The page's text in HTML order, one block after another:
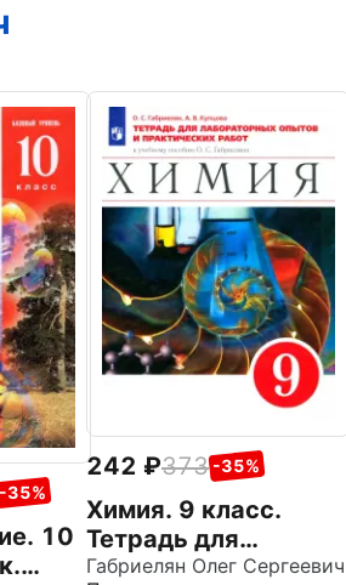
-35%
10
242 373 -35%
Химия. 9 класс.
Тетрадь для
лабораторных
Габриелян Олег Сергеевич